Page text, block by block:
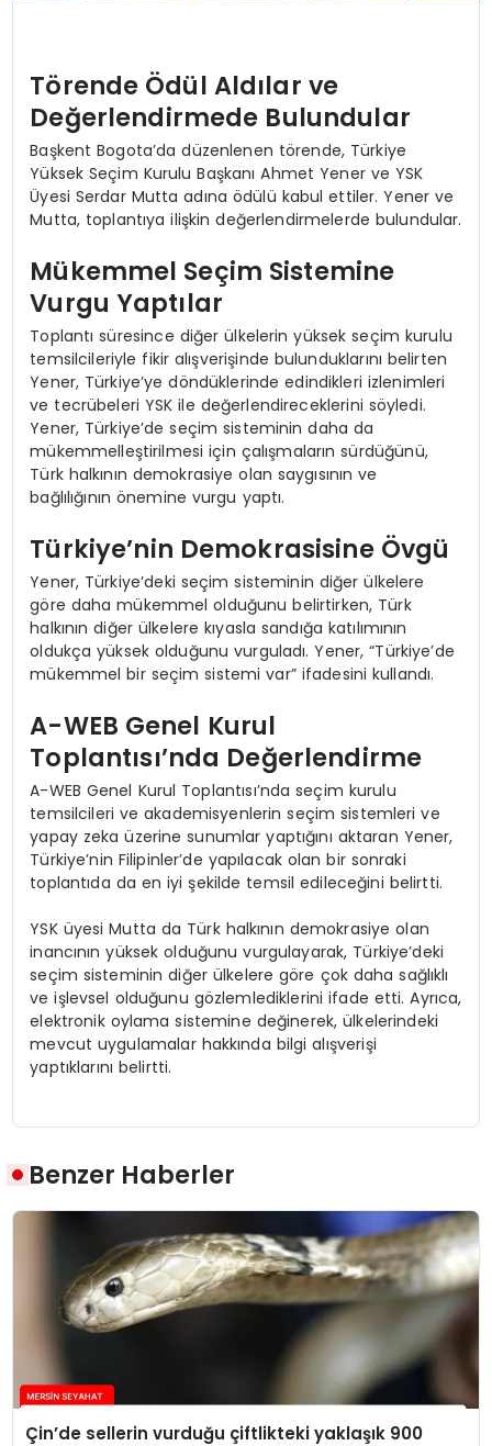
Törende Ödül Aldılar ve
Değerlendirmede Bulundular
Başkent Bogota’da düzenlenen törende, Türkiye
Yüksek Seçim Kurulu Başkanı Ahmet Yener ve YSK
Üyesi Serdar Mutta adına ödülü kabul ettiler. Yener ve
Mutta, toplantıya ilişkin değerlendirmelerde bulundular.
Mükemmel Seçim Sistemine
Vurgu Yaptılar
Toplantı süresince diğer ülkelerin yüksek seçim kurulu
temsilcileriyle fikir alışverişinde bulunduklarını belirten
Yener, Türkiye’ye döndüklerinde edindikleri izlenimleri
ve tecrübeleri YSK ile değerlendireceklerini söyledi.
Yener, Türkiye’de seçim sisteminin daha da
mükemmelleştirilmesi için çalışmaların sürdüğünü,
Türk halkının demokrasiye olan saygısının ve
bağlılığının önemine vurgu yaptı.
Türkiye’nin Demokrasisine Övgü
Yener, Türkiye’deki seçim sisteminin diğer ülkelere
göre daha mükemmel olduğunu belirtirken, Türk
halkının diğer ülkelere kıyasla sandığa katılımının
oldukça yüksek olduğunu vurguladı. Yener, “Türkiye’de
mükemmel bir seçim sistemi var” ifadesini kullandı.
A-WEB Genel Kurul
Toplantısı’nda Değerlendirme
A-WEB Genel Kurul Toplantısı’nda seçim kurulu
temsilcileri ve akademisyenlerin seçim sistemleri ve
yapay zeka üzerine sunumlar yaptığını aktaran Yener,
Türkiye’nin Filipinler’de yapılacak olan bir sonraki
toplantıda da en iyi şekilde temsil edileceğini belirtti.
YSK üyesi Mutta da Türk halkının demokrasiye olan
inancının yüksek olduğunu vurgulayarak, Türkiye’deki
seçim sisteminin diğer ülkelere göre çok daha sağlıklı
ve işlevsel olduğunu gözlemlediklerini ifade etti. Ayrıca,
elektronik oylama sistemine değinerek, ülkelerindeki
mevcut uygulamalar hakkında bilgi alışverişi
yaptıklarını belirtti.
Benzer Haberler
Çin’de sellerin vurduğu çiftlikteki yaklaşık 900